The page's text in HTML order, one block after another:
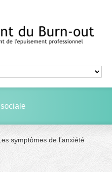
symptômes de l’anxiété